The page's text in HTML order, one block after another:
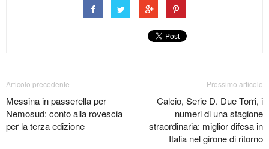
Articolo precedente
Messina in passerella per
Nemosud: conto alla rovescia
per la terza edizione
Prossimo articolo
Calcio, Serie D. Due Torri, i
numeri di una stagione
straordinaria: miglior difesa in
Italia nel girone di ritorno